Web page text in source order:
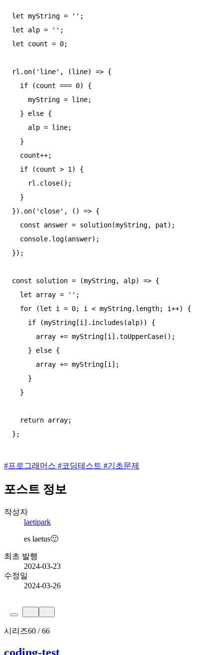
let myString = '';
let alp = '';
let count = 0;
rl.on('line', (line) => {
}).on('close', () => {
});
const solution = (myString, alp) => {
#프로그래머스 #코딩테스트 #기초문제
포스트 정보
작성자
laetipark
es laetus🙂
최초 발행
2024-03-23
수정일
2024-03-26
시리즈60 / 66